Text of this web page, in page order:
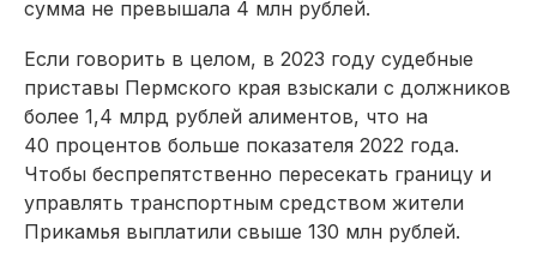
сумма не превышала 4 млн рублей.
Если говорить в целом, в 2023 году судебные
приставы Пермского края взыскали с должников
более 1,4 млрд рублей алиментов, что на
40 процентов больше показателя 2022 года.
Чтобы беспрепятственно пересекать границу и
управлять транспортным средством жители
Прикамья выплатили свыше 130 млн руб­лей.